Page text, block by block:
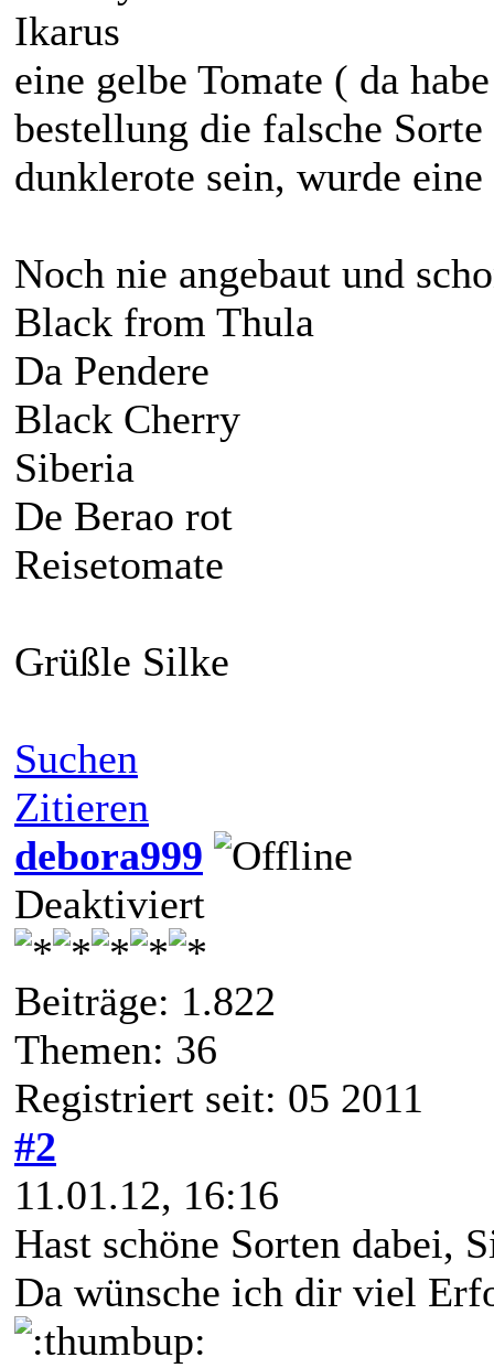
Ikarus
eine gelbe Tomate ( da
bestellung die falsche
dunklerote sein, wurde
Noch nie angebaut und
Black from Thula
Da Pendere
Black Cherry
Siberia
De Berao rot
Reisetomate
Grüßle Silke
Suchen
Zitieren
debora999
Deaktiviert
Beiträge: 1.822
Themen: 36
Registriert seit: 05 2011
#2
11.01.12, 16:16
Hast schöne Sorten dabei,
Da wünsche ich dir viel